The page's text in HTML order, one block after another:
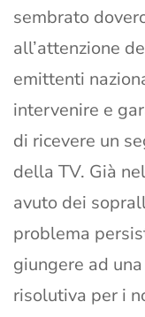
sembrato
all’attenzione
emittenti
intervenire e
di ricevere un
della TV. Già
avuto dei
problema
giungere ad
risolutiva per i